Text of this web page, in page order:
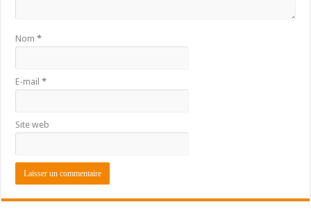
Nom*
E-mail*
Site web